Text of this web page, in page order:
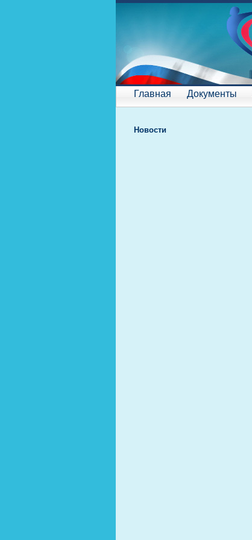
Главная Документы
Новости